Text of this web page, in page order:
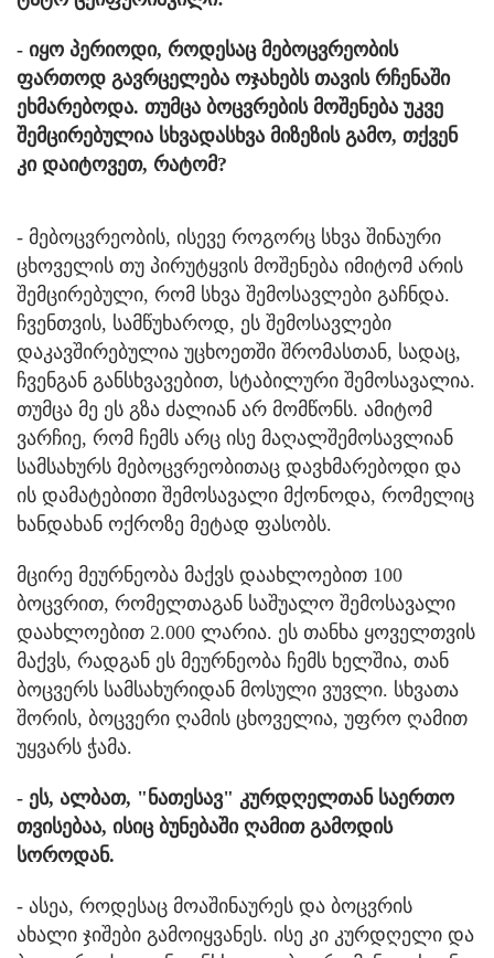
- იყო პერიოდი, როდესაც მებოცვრეობის
ფართოდ გავრცელება ოჯახებს თავის რჩენაში
ეხმარებოდა. თუმცა ბოცვრების მოშენება უკვე
შემცირებულია სხვადასხვა მიზეზის გამო, თქვენ
კი დაიტოვეთ, რატომ?
- მებოცვრეობის, ისევე როგორც სხვა შინაური
ცხოველის თუ პირუტყვის მოშენება იმიტომ არის
შემცირებული, რომ სხვა შემოსავლები გაჩნდა.
ჩვენთვის, სამწუხაროდ, ეს შემოსავლები
დაკავშირებულია უცხოეთში შრომასთან, სადაც,
ჩვენგან განსხვავებით, სტაბილური შემოსავალია.
თუმცა მე ეს გზა ძალიან არ მომწონს. ამიტომ
ვარჩიე, რომ ჩემს არც ისე მაღალშემოსავლიან
სამსახურს მებოცვრეობითაც დავხმარებოდი და
ის დამატებითი შემოსავალი მქონოდა, რომელიც
ხანდახან ოქროზე მეტად ფასობს.
მცირე მეურნეობა მაქვს დაახლოებით 100
ბოცვრით, რომელთაგან საშუალო შემოსავალი
დაახლოებით 2.000 ლარია. ეს თანხა ყოველთვის
მაქვს, რადგან ეს მეურნეობა ჩემს ხელშია, თან
ბოცვერს სამსახურიდან მოსული ვუვლი. სხვათა
შორის, ბოცვერი ღამის ცხოველია, უფრო ღამით
უყვარს ჭამა.
- ეს, ალბათ, "ნათესავ" კურდღელთან საერთო
თვისებაა, ისიც ბუნებაში ღამით გამოდის
სოროდან.
- ასეა, როდესაც მოაშინაურეს და ბოცვრის
ახალი ჯიშები გამოიყვანეს. ისე კი კურდღელი და